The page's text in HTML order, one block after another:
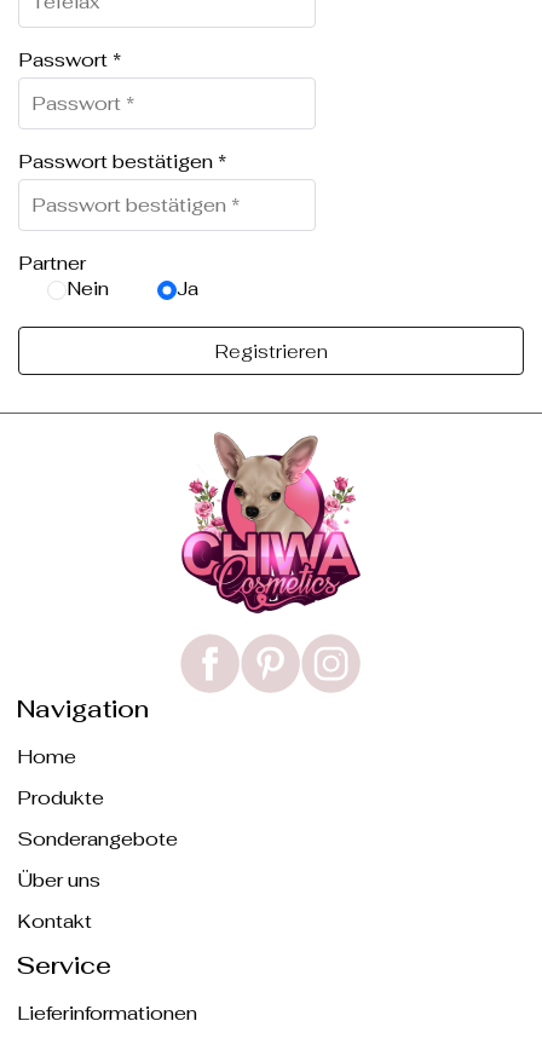
Passwort *
Passwort bestätigen *
Partner
Nein
Ja
Navigation
Home
Produkte
Sonderangebote
Über uns
Kontakt
Service
Lieferinformationen